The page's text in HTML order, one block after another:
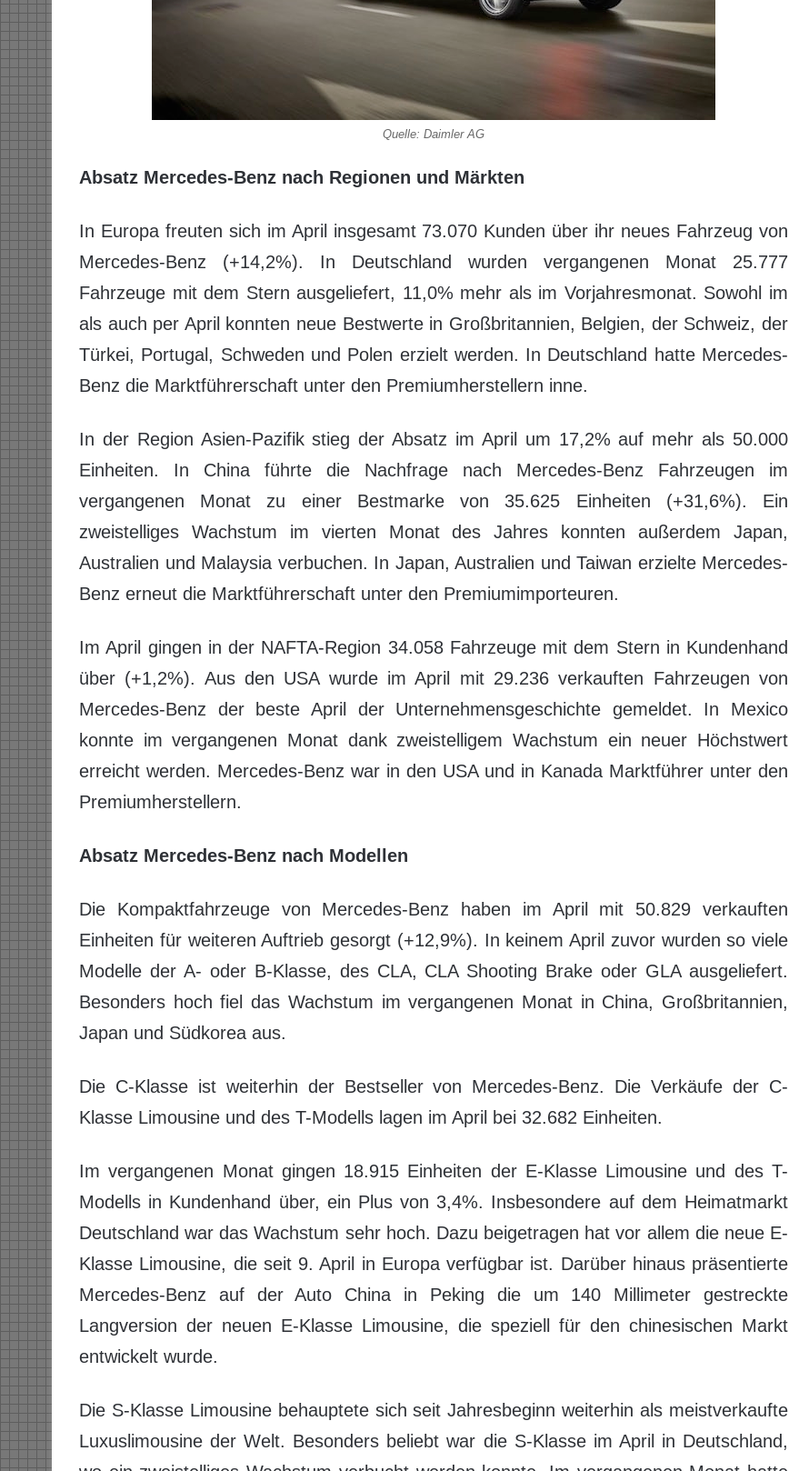
Quelle: Daimler AG
Absatz Mercedes-Benz nach Regionen und Märkten
In Europa freuten sich im April insgesamt 73.070 Kunden über ihr neues Fahrzeug von
Mercedes-Benz (+14,2%). In Deutschland wurden vergangenen Monat 25.777
Fahrzeuge mit dem Stern ausgeliefert, 11,0% mehr als im Vorjahresmonat. Sowohl im
als auch per April konnten neue Bestwerte in Großbritannien, Belgien, der Schweiz, der
Türkei, Portugal, Schweden und Polen erzielt werden. In Deutschland hatte Mercedes-
Benz die Marktführerschaft unter den Premiumherstellern inne.
In der Region Asien-Pazifik stieg der Absatz im April um 17,2% auf mehr als 50.000
Einheiten. In China führte die Nachfrage nach Mercedes-Benz Fahrzeugen im
vergangenen Monat zu einer Bestmarke von 35.625 Einheiten (+31,6%). Ein
zweistelliges Wachstum im vierten Monat des Jahres konnten außerdem Japan,
Australien und Malaysia verbuchen. In Japan, Australien und Taiwan erzielte Mercedes-
Benz erneut die Marktführerschaft unter den Premiumimporteuren.
Im April gingen in der NAFTA-Region 34.058 Fahrzeuge mit dem Stern in Kundenhand
über (+1,2%). Aus den USA wurde im April mit 29.236 verkauften Fahrzeugen von
Mercedes-Benz der beste April der Unternehmensgeschichte gemeldet. In Mexico
konnte im vergangenen Monat dank zweistelligem Wachstum ein neuer Höchstwert
erreicht werden. Mercedes-Benz war in den USA und in Kanada Marktführer unter den
Premiumherstellern.
Absatz Mercedes-Benz nach Modellen
Die Kompaktfahrzeuge von Mercedes-Benz haben im April mit 50.829 verkauften
Einheiten für weiteren Auftrieb gesorgt (+12,9%). In keinem April zuvor wurden so viele
Modelle der A- oder B-Klasse, des CLA, CLA Shooting Brake oder GLA ausgeliefert.
Besonders hoch fiel das Wachstum im vergangenen Monat in China, Großbritannien,
Japan und Südkorea aus.
Die C-Klasse ist weiterhin der Bestseller von Mercedes-Benz. Die Verkäufe der C-
Klasse Limousine und des T-Modells lagen im April bei 32.682 Einheiten.
Im vergangenen Monat gingen 18.915 Einheiten der E-Klasse Limousine und des T-
Modells in Kundenhand über, ein Plus von 3,4%. Insbesondere auf dem Heimatmarkt
Deutschland war das Wachstum sehr hoch. Dazu beigetragen hat vor allem die neue E-
Klasse Limousine, die seit 9. April in Europa verfügbar ist. Darüber hinaus präsentierte
Mercedes-Benz auf der Auto China in Peking die um 140 Millimeter gestreckte
Langversion der neuen E-Klasse Limousine, die speziell für den chinesischen Markt
entwickelt wurde.
Die S-Klasse Limousine behauptete sich seit Jahresbeginn weiterhin als meistverkaufte
Luxuslimousine der Welt. Besonders beliebt war die S-Klasse im April in Deutschland,